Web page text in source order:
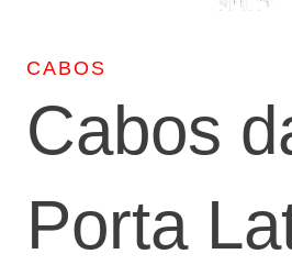
CABOS
Cabos
Porta